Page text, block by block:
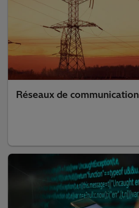
Réseaux de communication